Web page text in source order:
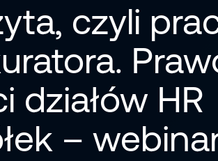
czyli
działów HR
–